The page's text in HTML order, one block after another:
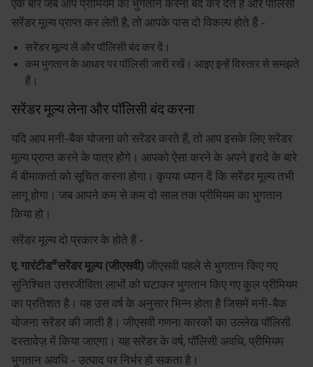
एक बार जब आप प्रीमियम का भुगतान करना बंद कर देते हैं और पॉलिसी
सरेंडर मूल्य प्राप्त कर लेती है, तो आपके पास दो विकल्प होते हैं -
सरेंडर मूल्य लें और पॉलिसी बंद कर दें।
कम भुगतान के आधार पर पॉलिसी जारी रखें। आइए इन्हें विस्तार से समझते
हैं।
सरेंडर मूल्य लेना और पॉलिसी बंद करना
यदि आप मनी-बैक योजना को सरेंडर करते हैं, तो आप इसके लिए सरेंडर
मूल्य प्राप्त करने के पात्र होंगे। आपको ऐसा करने के अपने इरादे के बारे
में बीमाकर्ता को सूचित करना होगा। कृपया ध्यान दें कि सरेंडर मूल्य तभी
लागू होगा। जब आपने कम से कम दो साल तक प्रीमियम का भुगतान
किया हो।
सरेंडर मूल्य दो प्रकार के होते हैं -
ए. गारंटीड#सरेंडर मूल्य (जीएसवी) जीएसवी पहले से भुगतान किए गए
सुनिश्चित उत्तरजीविता लाभों को घटाकर भुगतान किए गए कुल प्रीमियम
का प्रतिशत है। यह उस वर्ष के अनुसार भिन्न होता है जिसमें मनी-बैक
योजना सरेंडर की जाती है। जीएसवी गणना कारकों का उल्लेख पॉलिसी
दस्तावेज़ में किया जाएगा। यह सरेंडर के वर्ष, पॉलिसी अवधि, प्रीमियम
भुगतान अवधि - उत्पाद पर निर्भर हो सकता है।